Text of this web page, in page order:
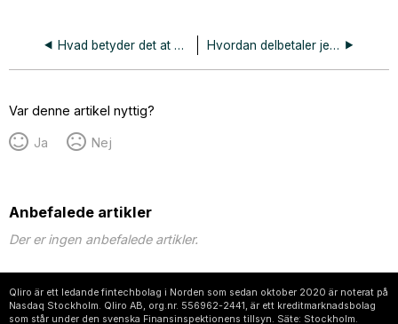
Hvad betyder det at min faktura er gået til inkasso? Hvordan delbetaler jeg min faktura?
Var denne artikel nyttig?
Ja Nej
Anbefalede artikler
Der er ingen anbefalede artikler.
Qliro är ett ledande fintechbolag i Norden som sedan oktober 2020 är noterat på
Nasdaq Stockholm. Qliro AB, org.nr. 556962-2441, är ett kreditmarknadsbolag
som står under den svenska Finansinspektionens tillsyn. Säte: Stockholm.